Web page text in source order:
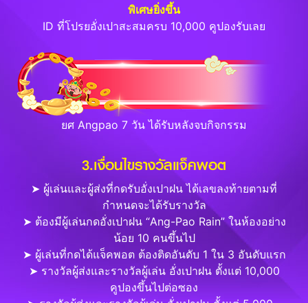
พิเศษยิ่งขึ้น
ID ที่โปรยอั่งเปาสะสมครบ 10,000 คูปองรับเลย
ยศ Angpao 7 วัน ได้รับหลังจบกิจกรรม
3.เงื่อนไขรางวัลแจ็คพอต
➤ ผู้เล่นและผู้ส่งที่กดรับอั่งเปาฝน ได้เลขลงท้ายตามที่
กำหนดจะได้รับรางวัล
➤ ต้องมีผู้เล่นกดอั่งเปาฝน “Ang-Pao Rain” ในห้องอย่าง
น้อย 10 คนขึ้นไป
➤ ผู้เล่นที่กดได้แจ็คพอต ต้องติดอันดับ 1 ใน 3 อันดับแรก
➤ รางวัลผู้ส่งและรางวัลผู้เล่น อั่งเปาฝน ตั้งแต่ 10,000
คูปองขึ้นไปต่อซอง